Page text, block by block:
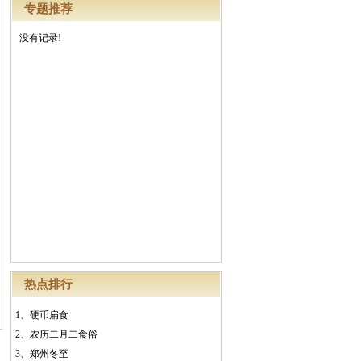
专题推荐
没有记录!
热点排行
1、 硬币扁食
2、 农历二月二食俗
3、 郑州冬至